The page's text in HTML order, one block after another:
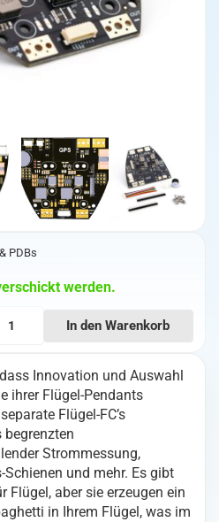
PDBs
werden.
PDB
In den Warenkorb
Innovation und Auswahl
ihrer Flügel-Pendants
Flügel-FC’s
Strommessung,
und mehr. Es gibt
Flügel, aber sie erzeugen ein
in Ihrem Flügel, was im